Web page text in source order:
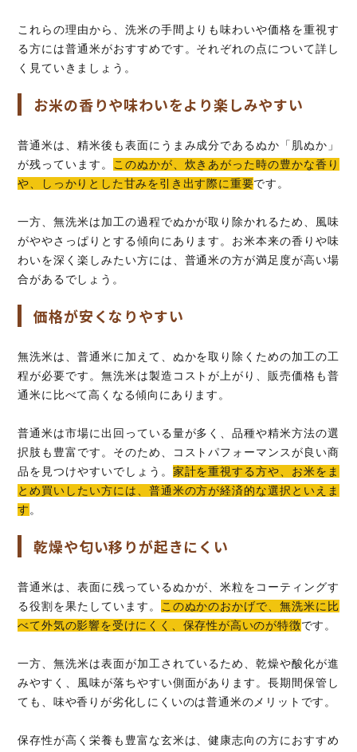
これらの理由から、洗米の手間よりも味わいや価格を重視す
る方には普通米がおすすめです。それぞれの点について詳し
く見ていきましょう。
お米の香りや味わいをより楽しみやすい
普通米は、精米後も表面にうまみ成分であるぬか「肌ぬか」
が残っています。 このぬかが、炊きあがった時の豊かな香り
や、しっかりとした甘みを引き出す際に重要です。
一方、無洗米は加工の過程でぬかが取り除かれるため、風味
がややさっぱりとする傾向にあります。お米本来の香りや味
わいを深く楽しみたい方には、普通米の方が満足度が高い場
合があるでしょう。
価格が安くなりやすい
無洗米は、普通米に加えて、ぬかを取り除くための加工の工
程が必要です。無洗米は製造コストが上がり、販売価格も普
通米に比べて高くなる傾向にあります。
普通米は市場に出回っている量が多く、品種や精米方法の選
択肢も豊富です。そのため、コストパフォーマンスが良い商
品を見つけやすいでしょう。 家計を重視する方や、お米をま
とめ買いしたい方には、普通米の方が経済的な選択といえま
す。
乾燥や匂い移りが起きにくい
普通米は、表面に残っているぬかが、米粒をコーティングす
る役割を果たしています。 このぬかのおかげで、無洗米に比
べて外気の影響を受けにくく、保存性が高いのが特徴です。
一方、無洗米は表面が加工されているため、乾燥や酸化が進
みやすく、風味が落ちやすい側面があります。長期間保管し
ても、味や香りが劣化しにくいのは普通米のメリットです。
保存性が高く栄養も豊富な玄米は、健康志向の方におすすめ